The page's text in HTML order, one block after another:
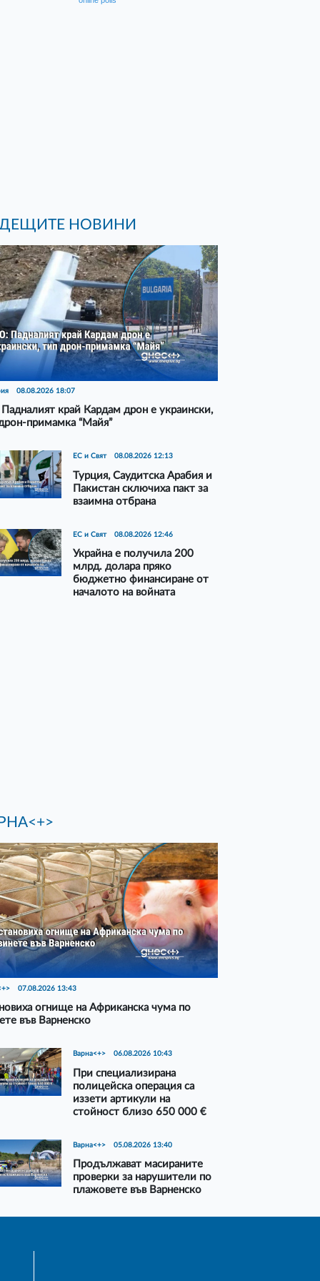
НОВИНИ
08.08.2026 18:07
край Кардам дрон е украински,
примамка “Майя”
ЕС и Свят 08.08.2026 12:13
Турция, Саудитска Арабия и
Пакистан сключиха пакт за
взаимна отбрана
ЕС и Свят 08.08.2026 12:46
Украйна е получила 200
млрд. долара пряко
бюджетно финансиране от
началото на войната
07.08.2026 13:43
огнище на Африканска чума по
във Варненско
Варна<+> 06.08.2026 10:43
При специализирана
полицейска операция са
иззети артикули на
стойност близо 650 000 €
Варна<+> 05.08.2026 13:40
Продължават масираните
проверки за нарушители по
плажовете във Варненско